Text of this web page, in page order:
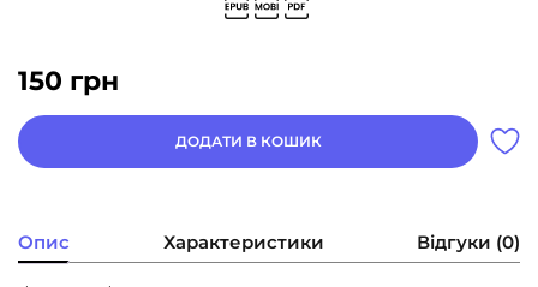
150 грн
ДОДАТИ В КОШИК
Опис Характеристики Відгуки (0)